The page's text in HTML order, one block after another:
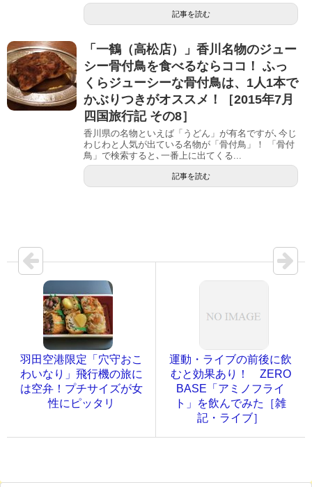
記事を読む
「一鶴（高松店）」香川名物のジュー
シー骨付鳥を食べるならココ！ ふっ
くらジューシーな骨付鳥は、1人1本で
かぶりつきがオススメ！［2015年7月
四国旅行記 その8］
香川県の名物といえば「うどん」が有名ですが､今じ
わじわと人気が出ている名物が「骨付鳥」！ 「骨付
鳥」で検索すると､一番上に出てくる...
記事を読む
羽田空港限定「穴守おこ
わいなり」飛行機の旅に
は空弁！プチサイズが女
性にピッタリ
運動・ライブの前後に飲
むと効果あり！ ZERO
BASE「アミノフライ
ト」を飲んでみた［雑
記・ライブ］